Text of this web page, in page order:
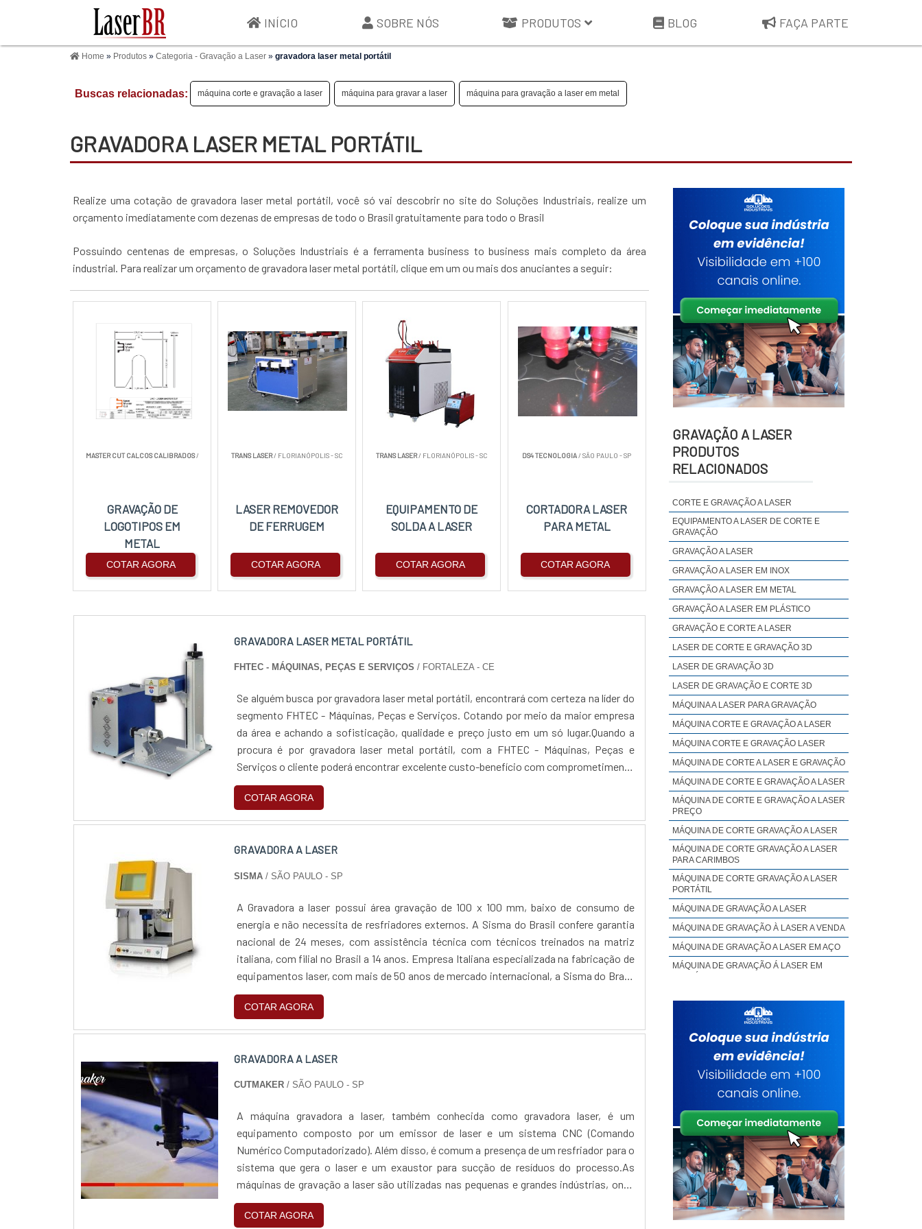
INÍCIO SOBRE NÓS PRODUTOS BLOG FAÇA PARTE
Home » Produtos » Categoria - Gravação a Laser » gravadora laser metal portátil
Buscas relacionadas: máquina corte e gravação a laser máquina para gravar a laser máquina para gravação a laser em metal
GRAVADORA LASER METAL PORTÁTIL
Realize uma cotação de gravadora laser metal portátil, você só vai descobrir no site do Soluções Industriais, realize um
orçamento imediatamente com dezenas de empresas de todo o Brasil gratuitamente para todo o Brasil
Possuindo centenas de empresas, o Soluções Industriais é a ferramenta business to business mais completo da área
industrial. Para realizar um orçamento de gravadora laser metal portátil, clique em um ou mais dos anuciantes a seguir:
MASTER CUT CALCOS CALIBRADOS/
GRAVAÇÃO DE
LOGOTIPOS EM
METAL
COTAR AGORA
TRANS LASER/ FLORIANÓPOLIS - SC
LASER REMOVEDOR
DE FERRUGEM
COTAR AGORA
TRANS LASER/ FLORIANÓPOLIS - SC
EQUIPAMENTO DE
SOLDA A LASER
COTAR AGORA
DS4 TECNOLOGIA/ SÃO PAULO - SP
CORTADORA LASER
PARA METAL
COTAR AGORA
GRAVADORA LASER METAL PORTÁTIL
FHTEC - MÁQUINAS, PEÇAS E SERVIÇOS / FORTALEZA - CE
Se alguém busca por gravadora laser metal portátil, encontrará com certeza na líder do
segmento FHTEC - Máquinas, Peças e Serviços. Cotando por meio da maior empresa
da área e achando a sofisticação, qualidade e preço justo em um só lugar.Quando a
procura é por gravadora laser metal portátil, com a FHTEC - Máquinas, Peças e
Serviços o cliente poderá encontrar excelente custo-benefício com comprometimento
com o resultado dos clientes.MAI...
COTAR AGORA
GRAVADORA A LASER
SISMA / SÃO PAULO - SP
A Gravadora a laser possui área gravação de 100 x 100 mm, baixo de consumo de
energia e não necessita de resfriadores externos. A Sisma do Brasil confere garantia
nacional de 24 meses, com assistência técnica com técnicos treinados na matriz
italiana, com filial no Brasil a 14 anos. Empresa Italiana especializada na fabricação de
equipamentos laser, com mais de 50 anos de mercado internacional, a Sisma do Brasil
desenvolveu uma Gravador...
COTAR AGORA
GRAVADORA A LASER
CUTMAKER / SÃO PAULO - SP
A máquina gravadora a laser, também conhecida como gravadora laser, é um
equipamento composto por um emissor de laser e um sistema CNC (Comando
Numérico Computadorizado). Além disso, é comum a presença de um resfriador para o
sistema que gera o laser e um exaustor para sucção de resíduos do processo.As
máquinas de gravação a laser são utilizadas nas pequenas e grandes indústrias, onde
arquitetos, designers e engenheiros exploram novas p...
COTAR AGORA
GRAVAÇÃO A LASER
PRODUTOS
RELACIONADOS
CORTE E GRAVAÇÃO A LASER
EQUIPAMENTO A LASER DE CORTE E
GRAVAÇÃO
GRAVAÇÃO A LASER
GRAVAÇÃO A LASER EM INOX
GRAVAÇÃO A LASER EM METAL
GRAVAÇÃO A LASER EM PLÁSTICO
GRAVAÇÃO E CORTE A LASER
LASER DE CORTE E GRAVAÇÃO 3D
LASER DE GRAVAÇÃO 3D
LASER DE GRAVAÇÃO E CORTE 3D
MÁQUINA A LASER PARA GRAVAÇÃO
MÁQUINA CORTE E GRAVAÇÃO A LASER
MÁQUINA CORTE E GRAVAÇÃO LASER
MÁQUINA DE CORTE A LASER E GRAVAÇÃO
MÁQUINA DE CORTE E GRAVAÇÃO A LASER
MÁQUINA DE CORTE E GRAVAÇÃO A LASER
PREÇO
MÁQUINA DE CORTE GRAVAÇÃO A LASER
MÁQUINA DE CORTE GRAVAÇÃO A LASER
PARA CARIMBOS
MÁQUINA DE CORTE GRAVAÇÃO A LASER
PORTÁTIL
MÁQUINA DE GRAVAÇÃO A LASER
MÁQUINA DE GRAVAÇÃO À LASER A VENDA
MÁQUINA DE GRAVAÇÃO A LASER EM AÇO
MÁQUINA DE GRAVAÇÃO Á LASER EM
MÁQUINA DE GRAVAÇÃO À LASER EM
MÁQUINA DE GRAVAÇÃO A LASER EM
MÁQUINA DE GRAVAÇÃO À LASER EM
PLÁSTICO
MÁQUINA DE GRAVAÇÃO A LASER PARA
BRINDES
MÁQUINA DE GRAVAÇÃO A LASER
PORTÁTIL PREÇO
MÁQUINA DE GRAVAÇÃO A LASER PREÇO
MÁQUINA DE GRAVAÇÃO E CORTE A LASER